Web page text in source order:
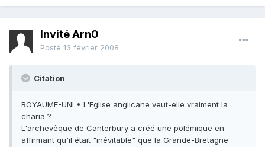
Invité Arn0
Posté 13 février 2008
Citation
ROYAUME-UNI • L'Eglise anglicane veut-elle vraiment la
charia ?
L'archevêque de Canterbury a créé une polémique en
affirmant qu'il était "inévitable" que la Grande-Bretagne